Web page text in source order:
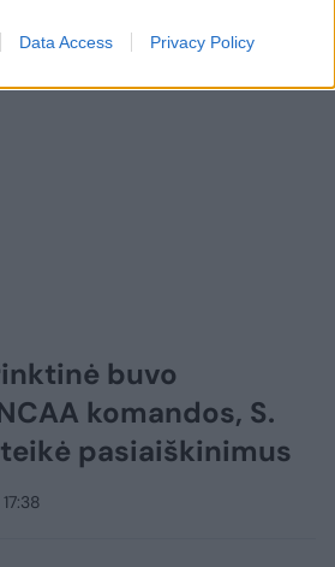
Data Access Privacy Policy
buvo
komandos, S.
pasiaiškinimus